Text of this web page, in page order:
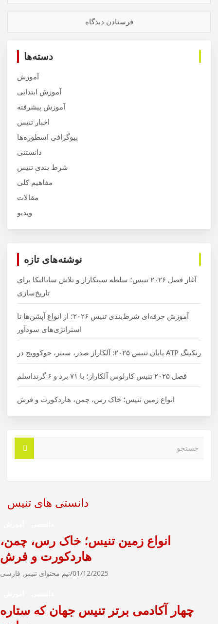
دسته‌ها
آموزش
آموزش ابتدایی
آموزش پیشرفته
اخبار تنیس
بیوگرافی اسطوره‌ها
دانستنی
شرط بندی تنیس
مفاهیم کلی
مقالات
ویدیو
نوشته‌های تازه
آغاز فصل ۲۰۲۶ تنیس؛ سلطه سینکاراز و تلاش سابالنکا برای
تاریخ‌سازی
آموزش حرفه‌ای شرط‌بندی تنیس ۲۰۲۶؛ از انواع آپشن‌ها تا
استراتژی‌های سودآور
رنکینگ ATP پایان تنیس ۲۰۲۵: آلکاراز صدر، سینر، جوکوویچ در
فصل ۲۰۲۵ تنیس کارلوس آلکاراز؛ با ۷۱ برد و ۶ گرنداسلم
انواع زمین تنیس؛ خاک رس، چمن، هاردکورت و فرش
و
دانستی های تنیس
انواع زمین تنیس؛ خاک رس، چمن،
هاردکورت و فرش
01/12/2025 تیم محتوای تنیس فارسی
چهار آکادمی برتر تنیس جهان که ستاره